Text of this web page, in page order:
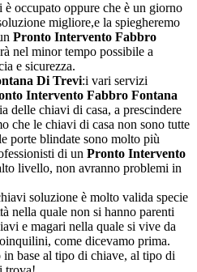
occupato oppure che è un giorno
migliore,e la spiegheremo
Pronto Intervento Fabbro
nel minor tempo possibile a
e sicurezza.
Di Trevi:i vari servizi
Intervento Fabbro Fontana
delle chiavi di casa, a prescindere
che le chiavi di casa non sono tutte
porte blindate sono molto più
di un Pronto Intervento
livello, non avranno problemi in
soluzione è molto valida specie
nella quale non si hanno parenti
e magari nella quale si vive da
come dicevamo prima.
base al tipo di chiave, al tipo di